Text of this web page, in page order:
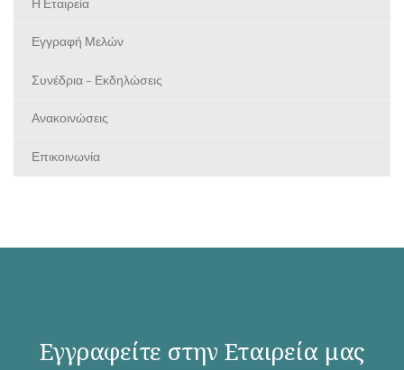
Η Εταιρεία
Εγγραφή Μελών
Συνέδρια - Εκδηλώσεις
Ανακοινώσεις
Επικοινωνία
Εγγραφείτε στην Εταιρεία μας